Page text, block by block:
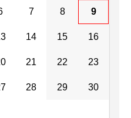
7 8 9
14 15 16
21 22 23
28 29 30